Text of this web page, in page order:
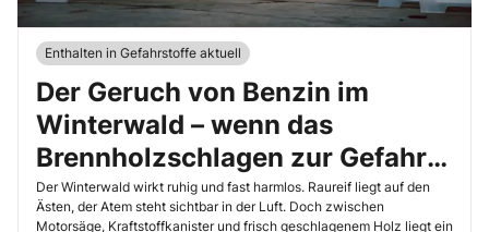
Enthalten in Gefahrstoffe aktuell
Der Geruch von Benzin im
Winterwald – wenn das
Brennholzschlagen zur Gefahr
wird
Der Winterwald wirkt ruhig und fast harmlos. Raureif liegt auf den
Ästen, der Atem steht sichtbar in der Luft. Doch zwischen
Motorsäge, Kraftstoffkanister und frisch geschlagenem Holz liegt ein